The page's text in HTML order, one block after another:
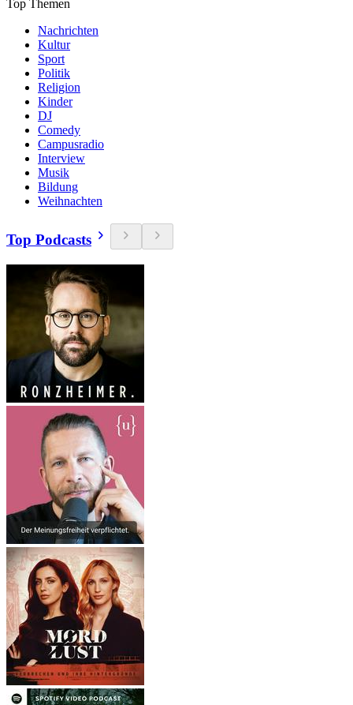
Top Themen
Nachrichten
Kultur
Sport
Politik
Religion
Kinder
DJ
Comedy
Campusradio
Interview
Musik
Bildung
Weihnachten
Top Podcasts